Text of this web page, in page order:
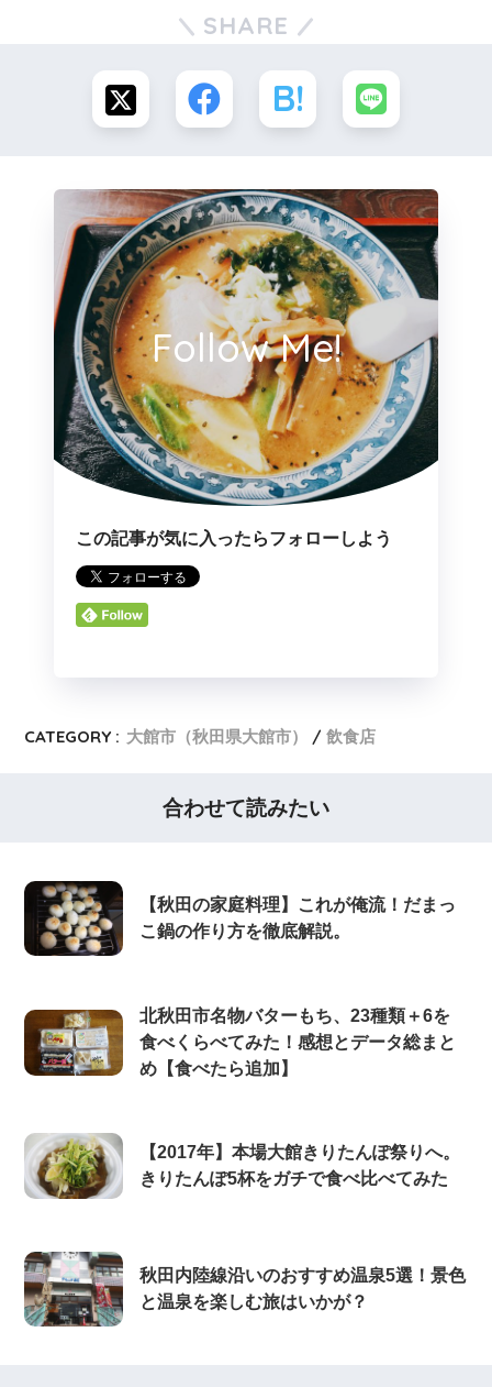
SHARE
Follow Me!
この記事が気に入ったらフォローしよう
CATEGORY : 大館市（秋田県大館市） 飲食店
合わせて読みたい
【秋田の家庭料理】これが俺流！だまっ
こ鍋の作り方を徹底解説。
北秋田市名物バターもち、23種類＋6を
食べくらべてみた！感想とデータ総まと
め【食べたら追加】
【2017年】本場大館きりたんぽ祭りへ。
きりたんぽ5杯をガチで食べ比べてみた
秋田内陸線沿いのおすすめ温泉5選！景色
と温泉を楽しむ旅はいかが？